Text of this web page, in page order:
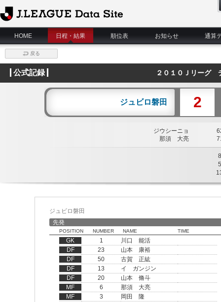
J.League Data Site
HOME
日程・結果 順位表 お知らせ 通算
戻る
公式記録 ２０１０Ｊリーグ
ジュビロ磐田 2
ジウシーニョ
那須 大亮
8
5
ジュビロ磐田
先発
POSITION NUMBER NAME TIME
GK 1
川口 能活
DF
23
山本 康裕
DF
50
古賀 正紘
DF
13
イ ガンジン
DF
20
山本 脩斗
MF
6
那須 大亮
MF
3
岡田 隆